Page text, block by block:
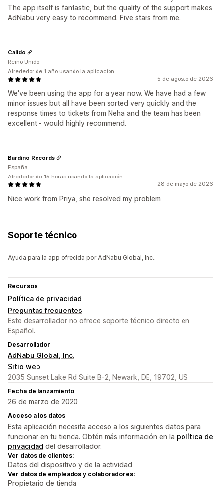
The app itself is fantastic, but the quality of the support makes
AdNabu very easy to recommend. Five stars from me.
5 de agosto de 2026
We've been using the app for a year now. We have had a few
minor issues but all have been sorted very quickly and the
response times to tickets from Neha and the team has been
excellent - would highly recommend.
Calido
Reino Unido
Alrededor de 1 año usando la aplicación
28 de mayo de 2026
Nice work from Priya, she resolved my problem
Bardino Records
España
Alrededor de 15 horas usando la aplicación
Soporte técnico
Ayuda para la app ofrecida por AdNabu Global, Inc..
Recursos
Política de privacidad
Preguntas frecuentes
Este desarrollador no ofrece soporte técnico directo en
Español.
Desarrollador
AdNabu Global, Inc.
Sitio web
2035 Sunset Lake Rd Suite B-2, Newark, DE, 19702, US
Fecha de lanzamiento
26 de marzo de 2020
Acceso a los datos
Esta aplicación necesita acceso a los siguientes datos para
funcionar en tu tienda. Obtén más información en la política de
privacidad del desarrollador.
Ver datos de clientes:
Datos del dispositivo y de la actividad
Ver datos de empleados y colaboradores:
Propietario de tienda